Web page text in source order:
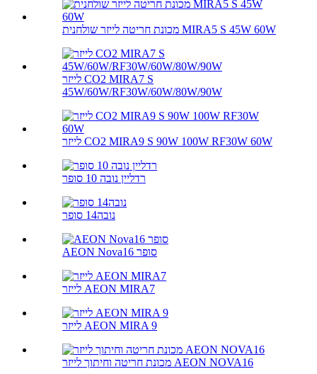
מכונת חריטה לייזר שולחנית MIRA5 S 45W 60W
לייזר CO2 MIRA7 S
45W/60W/RF30W/60W/80W/90W
לייזר CO2 MIRA9 S 90W 100W RF30W 60W
רדליין נובה 10 סופר
נובה14 סופר
AEON Nova16 סופר
לייזר AEON MIRA7
לייזר AEON MIRA 9
מכונת חריטה וחיתוך לייזר AEON NOVA16